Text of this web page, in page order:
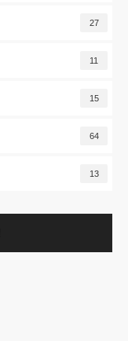
27
11
15
64
13